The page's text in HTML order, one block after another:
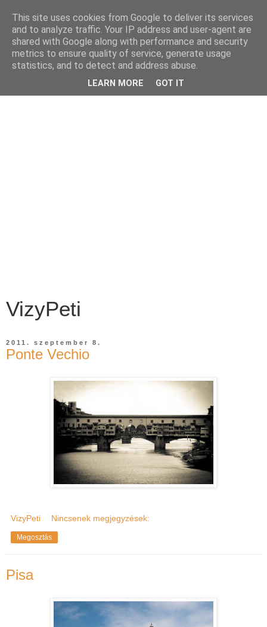
VizyPeti
2011. szeptember 8.
Ponte Vechio
VizyPeti Nincsenek megjegyzések:
Megosztás
Pisa
This site uses cookies from Google to deliver its services
and to analyze traffic. Your IP address and user-agent are
shared with Google along with performance and security
metrics to ensure quality of service, generate usage
statistics, and to detect and address abuse.
LEARN MORE GOT IT